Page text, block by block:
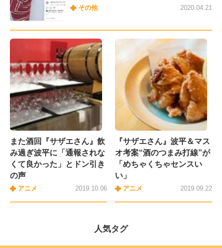
その他 2020.04.21
また酒回『サザエさん』飲
み過ぎ波平に「通報されな
くて良かった」とドン引き
の声
アニメ 2019.10.06
『サザエさん』波平＆マス
オ考案“酒のつまみ打線”が
「めちゃくちゃセンスい
い」
アニメ 2019.09.22
人気タグ